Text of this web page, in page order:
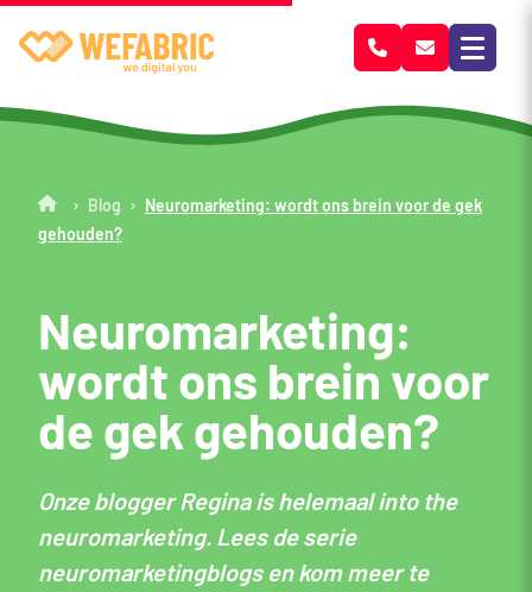
Neuromarketing:
wordt ons brein voor
de gek gehouden?
Onze blogger Regina is helemaal into the
neuromarketing. Lees de serie
neuromarketingblogs en kom meer te
› Blog › Neuromarketing: wordt ons brein voor de gek
gehouden?